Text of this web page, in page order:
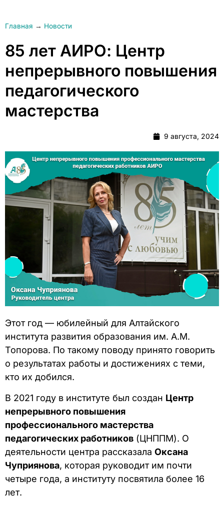
Главная → Новости
85 лет АИРО: Центр
непрерывного повышения
педагогического
мастерства
9 августа, 2024
Этот год — юбилейный для Алтайского
института развития образования им. А.М.
Топорова. По такому поводу принято говорить
о результатах работы и достижениях с теми,
кто их добился.
В 2021 году в институте был создан Центр
непрерывного повышения
профессионального мастерства
педагогических работников (ЦНППМ). О
деятельности центра рассказала Оксана
Чуприянова, которая руководит им почти
четыре года, а институту посвятила более 16
лет.